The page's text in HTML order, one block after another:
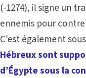
(-1274), il signe un
ennemis pour
C’est également
Hébreux sont
d’Égypte sous la